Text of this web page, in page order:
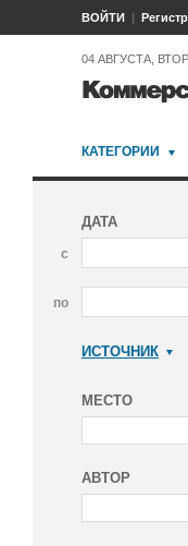
ВОЙТИ
04 АВГУСТА,
КАТЕГОРИИ
ДАТА
с
по
ИСТОЧНИК
МЕСТО
АВТОР